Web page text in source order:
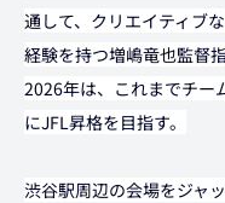
通して、クリエイティブ
経験を持つ増嶋竜也監督
2026年は、これまでチー
にJFL昇格を目指す。
渋谷駅周辺の会場をジャ